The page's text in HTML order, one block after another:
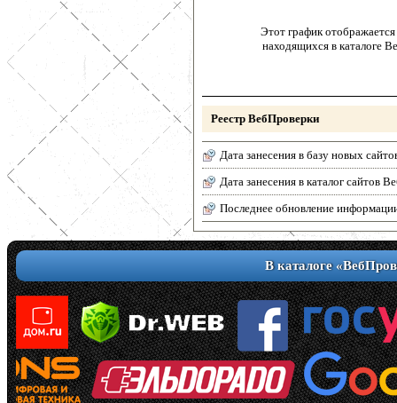
Этот график отображается
находящихся в каталоге
Реестр ВебПроверки
Дата занесения в базу новых
Дата занесения в каталог сайтов
Последнее обновление
В каталоге